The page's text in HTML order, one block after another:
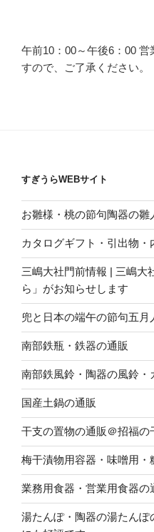
午前10：00～午後6：00
すので、ご了承ください。
すぎうらWEBサイト
お雛様・桃の節句陶器の
カタログギフト・引出物
三嶋大社門前情報 | 三嶋大
ら」がお知らせします
兜と日本の端午の節句五月
南部鉄瓶・鉄器の通販
南部鉄風鈴・陶器の風鈴・
国産土鍋の通販
干支の置物の通販＠招福の
梅干漬物用容器・味噌用・
業務用食器・営業用食器の
湯たんぽ・陶器の湯たん